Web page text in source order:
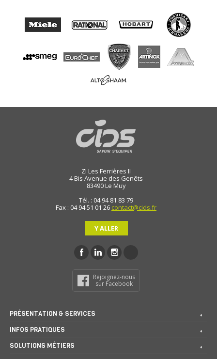
ZI Les Ferrières II
4 Bis Avenue des Genêts
83490Le Muy
Tél. : 04 94 81 83 79
Fax : 04 94 51 01 26 contact@cids.fr
Y ALLER
Rejoignez-nous
sur Facebook
PRÉSENTATION & SERVICES
INFOS PRATIQUES
SOLUTIONS MÉTIERS